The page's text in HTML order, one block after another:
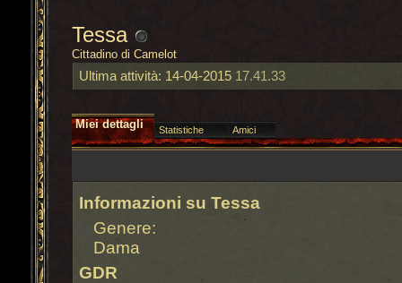
Tessa
Cittadino di Camelot
Ultima attività: 14-04-2015 17.41.33
Miei dettagli Statistiche Amici
Informazioni su Tessa
Genere:
Dama
GDR